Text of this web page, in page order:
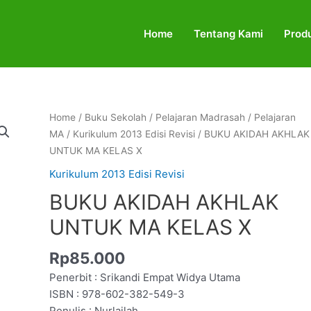
Home Tentang Kami
Home/ Buku Sekolah / Pelajaran Madrasah / Pelajaran
MA/ Kurikulum 2013 Edisi Revisi/ BUKU AKIDAH AKHLAK
UNTUK MA KELAS X
Kurikulum 2013 Edisi Revisi
BUKU AKIDAH AKHLAK
UNTUK MA KELAS X
Rp85.000
Penerbit : Srikandi Empat Widya Utama
ISBN : 978-602-382-549-3
BUKU
AKIDAH
AKHLAK
UNTUK
KELAS
X
quantity